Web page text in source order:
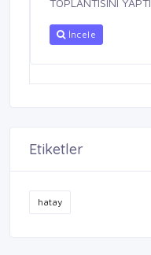
TOPLANTISINI YAPTI
İncele
Etiketler
hatay